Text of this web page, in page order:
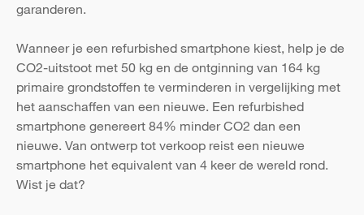
garanderen.
Wanneer je een refurbished smartphone kiest, help je de
CO2-uitstoot met 50 kg en de ontginning van 164 kg
primaire grondstoffen te verminderen in vergelijking met
het aanschaffen van een nieuwe. Een refurbished
smartphone genereert 84% minder CO2 dan een
nieuwe. Van ontwerp tot verkoop reist een nieuwe
smartphone het equivalent van 4 keer de wereld rond.
Wist je dat?